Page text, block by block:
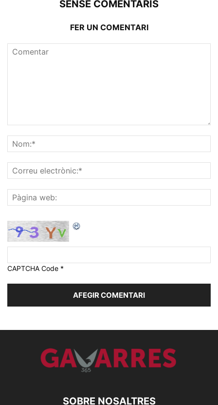
SENSE COMENTARIS
FER UN COMENTARI
CAPTCHA Code *
SOBRE NOSALTRES